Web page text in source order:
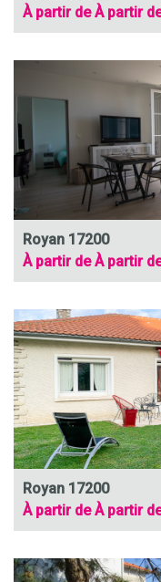
À partir de À partir
Royan 17200
À partir de À partir
Royan 17200
À partir de À partir